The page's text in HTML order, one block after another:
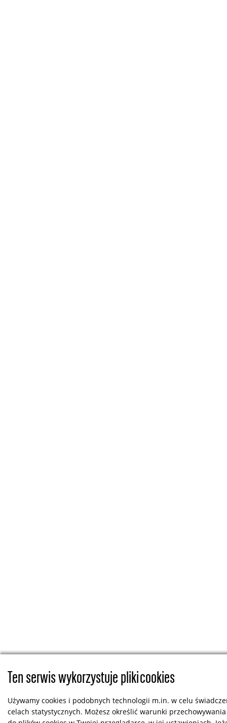
Ten serwis wykorzystuje pliki cookies
Używamy cookies i podobnych technologii m.in. w celu
celach statystycznych. Możesz określić warunki